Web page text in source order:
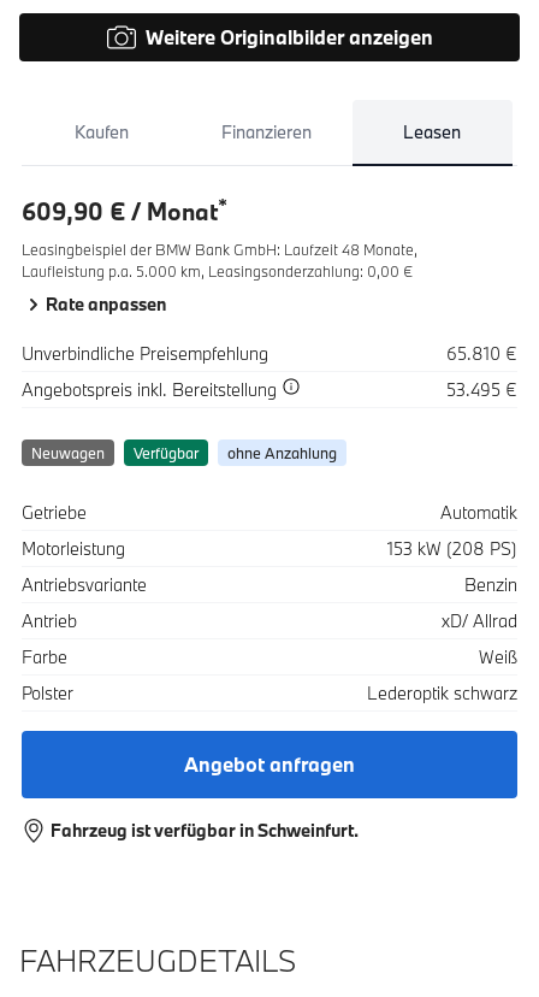
Weitere Originalbilder anzeigen
Kaufen Finanzieren Leasen
609,90 € / Monat*
Leasingbeispiel der BMW Bank GmbH: Laufzeit 48 Monate,
Laufleistung p.a. 5.000 km, Leasingsonderzahlung: 0,00 €
Rate anpassen
SpezifikationWert
Unverbindliche Preisempfehlung
65.810 €
Spezifikation Wert
Angebotspreis inkl. Bereitstellung 53.495 €
Neuwagen Verfügbar ohne Anzahlung
Spezifikation
Getriebe
Automatik
Motorleistung
153 kW (208 PS)
Antriebsvariante
Benzin
Antrieb
xD/ Allrad
Farbe
Weiß
Polster
Lederoptik schwarz
Angebot anfragen
Fahrzeug ist verfügbar in Schweinfurt.
FAHRZEUGDETAILS